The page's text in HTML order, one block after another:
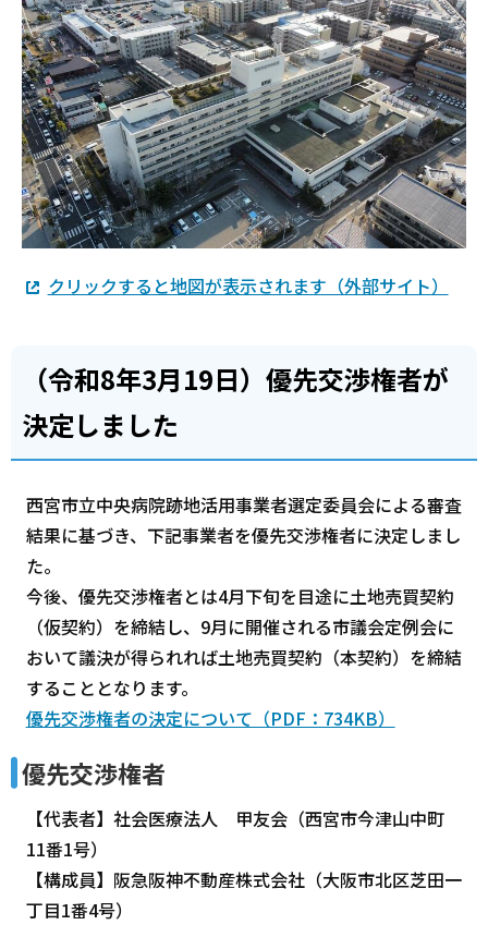
クリックすると地図が表示されます（外部サイト）
（令和8年3月19日）優先交渉権者が
決定しました
西宮市立中央病院跡地活用事業者選定委員会による審査
結果に基づき、下記事業者を優先交渉権者に決定しまし
た。
今後、優先交渉権者とは4月下旬を目途に土地売買契約
（仮契約）を締結し、9月に開催される市議会定例会に
おいて議決が得られれば土地売買契約（本契約）を締結
することとなります。
優先交渉権者の決定について（PDF：734KB）
優先交渉権者
【代表者】社会医療法人 甲友会（西宮市今津山中町
11番1号）
【構成員】阪急阪神不動産株式会社（大阪市北区芝田一
丁目1番4号）